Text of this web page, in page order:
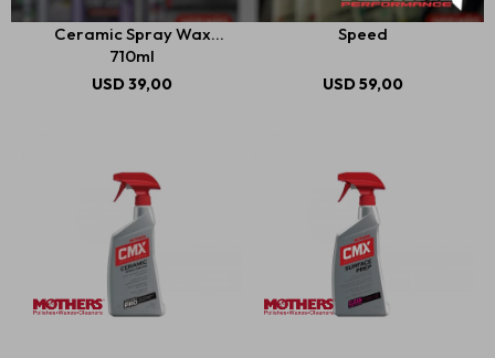
Mothers Ultimate Hybrid
Ceramic Spray Wax
710ml
USD39,00
Mothers Clay Bar 2.0
Speed
USD59,00